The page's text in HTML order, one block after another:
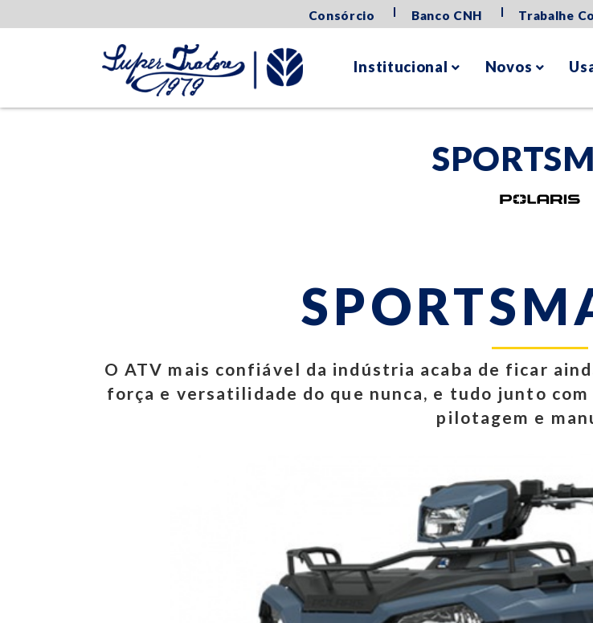
Consórcio Banco CNH Trabalhe
Institucional Novos
O ATV mais confiável da indústria acaba de ficar
força e versatilidade do que nunca, e tudo junto
pilotagem e